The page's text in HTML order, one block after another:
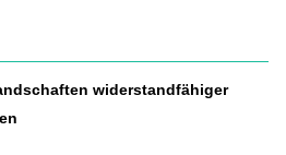
widerstandfähiger